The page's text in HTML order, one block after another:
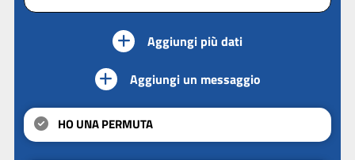
Aggiungi più dati
Aggiungi un messaggio
HO UNA PERMUTA